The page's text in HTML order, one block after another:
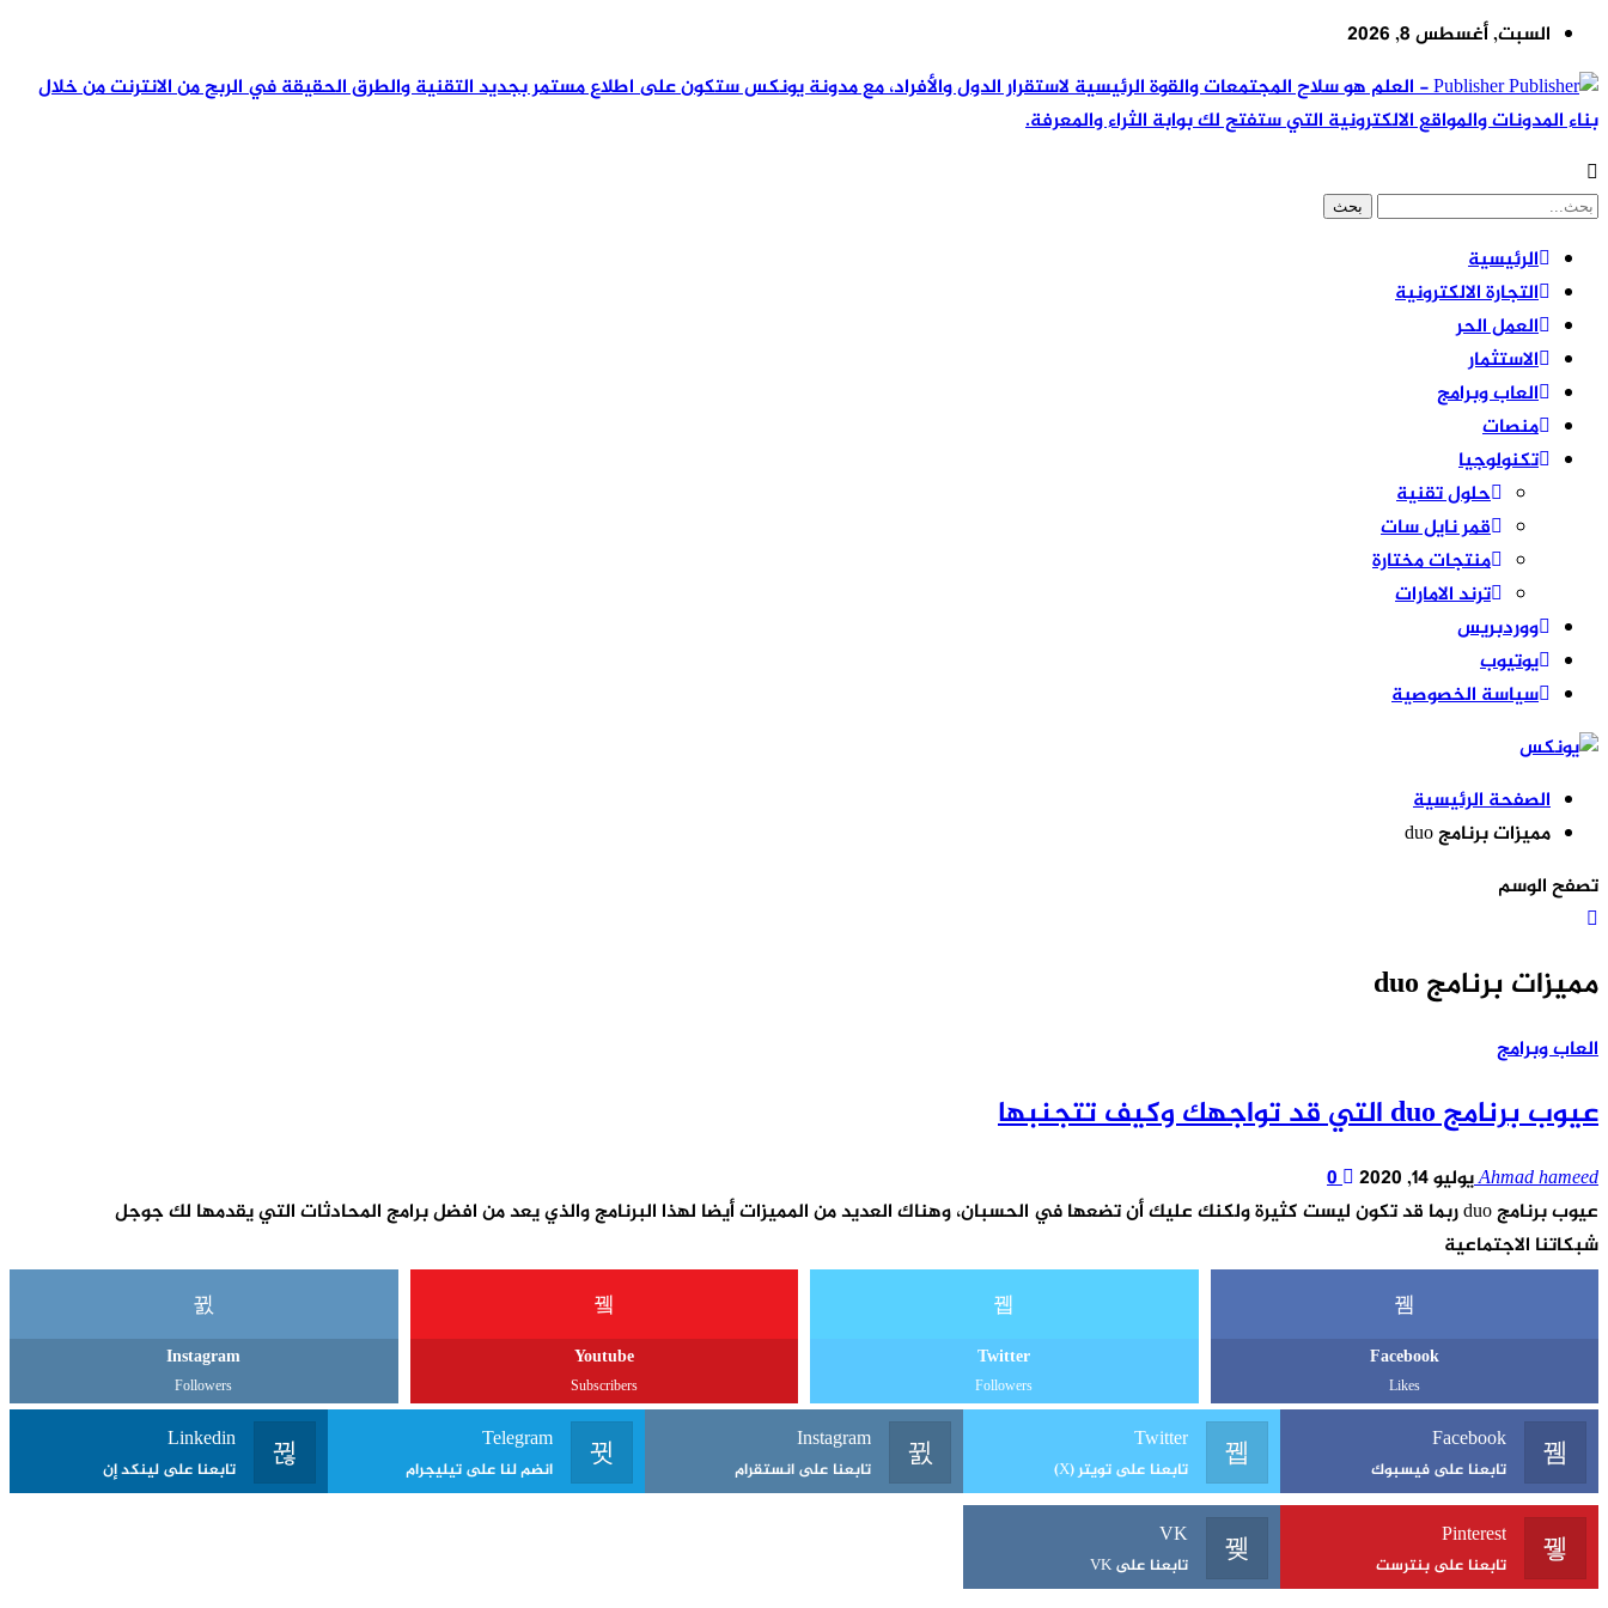
السبت, أغسطس 8, 2026
Publisher - العلم هو سلاح المجتمعات والقوة الرئيسية لاستقرار الدول والأفراد، مع مدونة يونكس ستكون على اطلاع مستمر بجديد التقنية والطرق الحقيقة في الربح من الانترنت من خلال
بناء المدونات والمواقع الالكترونية التي ستفتح لك بوابة الثراء والمعرفة.
الرئيسية
التجارة الالكترونية
العمل الحر
الاستثمار
العاب وبرامج
منصات
تكنولوجيا
حلول تقنية
قمر نايل سات
منتجات مختارة
ترند الامارات
ووردبريس
يوتيوب
سياسة الخصوصية
الصفحة الرئيسية
مميزات برنامج duo
تصفح الوسم
مميزات برنامج duo
العاب وبرامج
عيوب برنامج duo التي قد تواجهك وكيف تتجنبها
Ahmad hameedيوليو 14, 2020
0
عيوب برنامج duo ربما قد تكون ليست كثيرة ولكنك عليك أن تضعها في الحسبان، وهناك العديد من المميزات أيضا لهذا البرنامج والذي يعد من افضل برامج المحادثات التي يقدمها لك جوجل
شبكاتنا الاجتماعية
Facebook
Likes
Twitter
Followers
Youtube
Subscribers
Instagram
Followers
Facebook
تابعنا على فيسبوك
Twitter
تابعنا على تويتر (X)
Instagram
تابعنا على انستقرام
Telegram
انضم لنا على تيليجرام
Linkedin
تابعنا على لينكد إن
Pinterest
تابعنا على بنترست
VK
تابعنا على VK